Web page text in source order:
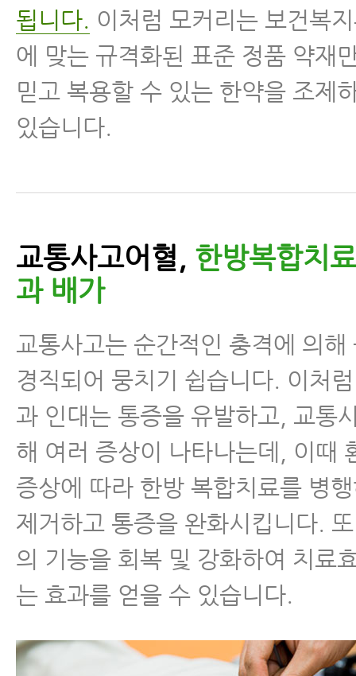
됩니다. 이처럼 모커리는 보건복
에 맞는 규격화된 표준 정품 약재
믿고 복용할 수 있는 한약을 조제
있습니다.
교통사고어혈, 한방복합치
과 배가
교통사고는 순간적인 충격에 의해
경직되어 뭉치기 쉽습니다. 이처
과 인대는 통증을 유발하고, 교통
해 여러 증상이 나타나는데, 이때
증상에 따라 한방 복합치료를 병
제거하고 통증을 완화시킵니다.
의 기능을 회복 및 강화하여 치료
는 효과를 얻을 수 있습니다.